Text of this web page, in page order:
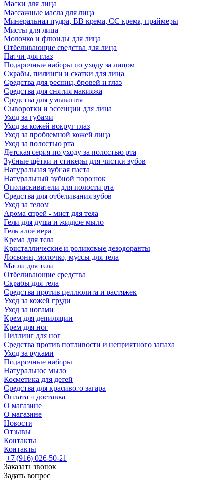
Маски для лица
Массажные масла для лица
Минеральная пудра, BB крема, СС крема, праймеры
Мисты для лица
Молочко и флюиды для лица
Отбеливающие средства для лица
Патчи для глаз
Подарочные наборы по уходу за лицом
Скрабы, пилинги и скатки для лица
Средства для ресниц, бровей и глаз
Средства для снятия макияжа
Средства для умывания
Сыворотки и эссенции для лица
Уход за губами
Уход за кожей вокруг глаз
Уход за проблемной кожей лица
Уход за полостью рта
Детская серия по уходу за полостью рта
Зубные щётки и стикеры для чистки зубов
Натуральная зубная паста
Натуральный зубной порошок
Ополаскиватели для полости рта
Средства для отбеливания зубов
Уход за телом
Арома спрей - мист для тела
Гели для душа и жидкое мыло
Гель алое вера
Крема для тела
Кристаллические и роликовые дезодоранты
Лосьоны, молочко, муссы для тела
Масла для тела
Отбеливающие средства
Скрабы для тела
Средства против целлюлита и растяжек
Уход за кожей груди
Уход за ногами
Крем для депиляции
Крем для ног
Пиллинг для ног
Средства против потливости и неприятного запаха
Уход за руками
Подарочные наборы
Натуральное мыло
Косметика для детей
Средства для красивого загара
Оплата и доставка
О магазине
О магазине
Новости
Отзывы
Контакты
Контакты
+7 (916) 026-50-21
Заказать звонок
Задать вопрос